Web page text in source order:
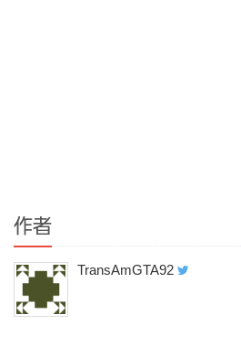
作者
TransAmGTA92